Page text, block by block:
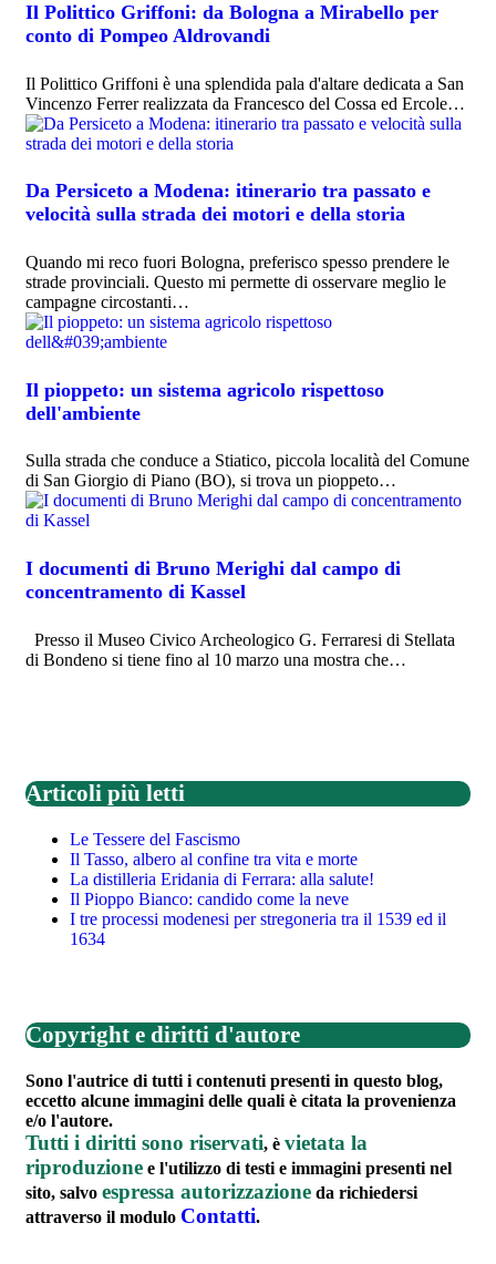
Il Polittico Griffoni: da Bologna a Mirabello per
conto di Pompeo Aldrovandi
Il Polittico Griffoni è una splendida pala d'altare dedicata a San
Vincenzo Ferrer realizzata da Francesco del Cossa ed Ercole…
Da Persiceto a Modena: itinerario tra passato e
velocità sulla strada dei motori e della storia
Quando mi reco fuori Bologna, preferisco spesso prendere le
strade provinciali. Questo mi permette di osservare meglio le
campagne circostanti…
Il pioppeto: un sistema agricolo rispettoso
dell'ambiente
Sulla strada che conduce a Stiatico, piccola località del Comune
di San Giorgio di Piano (BO), si trova un pioppeto…
I documenti di Bruno Merighi dal campo di
concentramento di Kassel
Presso il Museo Civico Archeologico G. Ferraresi di Stellata
di Bondeno si tiene fino al 10 marzo una mostra che…
Articoli più letti
Le Tessere del Fascismo
Il Tasso, albero al confine tra vita e morte
La distilleria Eridania di Ferrara: alla salute!
Il Pioppo Bianco: candido come la neve
I tre processi modenesi per stregoneria tra il 1539 ed il
1634
Copyright e diritti d'autore
Sono l'autrice di tutti i contenuti presenti in questo blog,
eccetto alcune immagini delle quali è citata la provenienza
e/o l'autore.
Tutti i diritti sono riservati, è vietata la
riproduzione e l'utilizzo di testi e immagini presenti nel
sito, salvo espressa autorizzazione da richiedersi
attraverso il modulo Contatti.